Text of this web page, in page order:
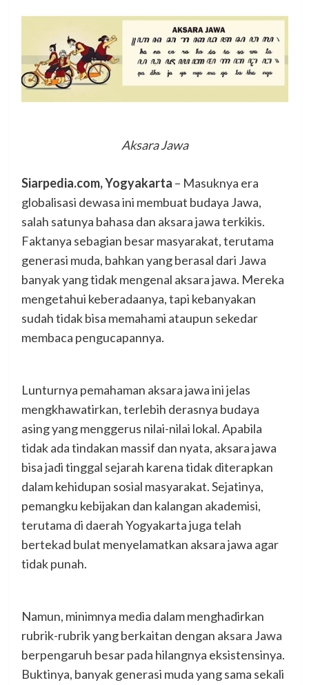
Aksara Jawa
Siarpedia.com, Yogyakarta – Masuknya era
globalisasi dewasa ini membuat budaya Jawa,
salah satunya bahasa dan aksara jawa terkikis.
Faktanya sebagian besar masyarakat, terutama
generasi muda, bahkan yang berasal dari Jawa
banyak yang tidak mengenal aksara jawa. Mereka
mengetahui keberadaanya, tapi kebanyakan
sudah tidak bisa memahami ataupun sekedar
membaca pengucapannya.
Lunturnya pemahaman aksara jawa ini jelas
mengkhawatirkan, terlebih derasnya budaya
asing yang menggerus nilai-nilai lokal. Apabila
tidak ada tindakan massif dan nyata, aksara jawa
bisa jadi tinggal sejarah karena tidak diterapkan
dalam kehidupan sosial masyarakat. Sejatinya,
pemangku kebijakan dan kalangan akademisi,
terutama di daerah Yogyakarta juga telah
bertekad bulat menyelamatkan aksara jawa agar
tidak punah.
Namun, minimnya media dalam menghadirkan
rubrik-rubrik yang berkaitan dengan aksara Jawa
berpengaruh besar pada hilangnya eksistensinya.
Buktinya, banyak generasi muda yang sama sekali